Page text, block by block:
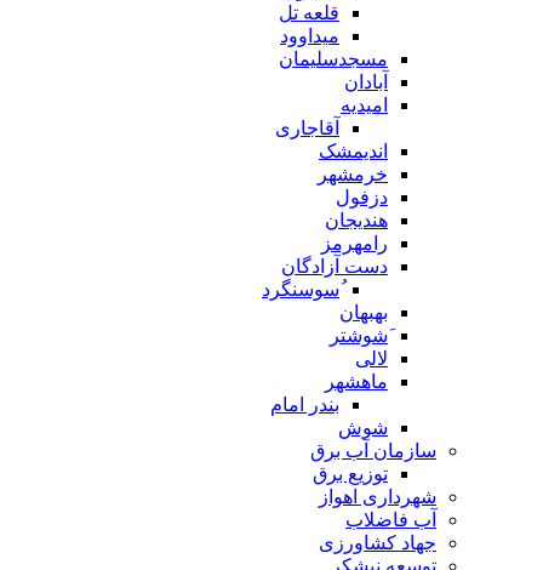
قلعه تل
میداوود
مسجدسلیمان
آبادان
امیدیه
آقاجاری
اندیمشک
خرمشهر
دزفول
هندیجان
رامهرمز
دست آزادگان
ُسوسنگرد
بهبهان
َشوشتر
لالی
ماهشهر
بندر امام
شوش
سازمان آب برق
توزیع برق
شهرداری اهواز
آب فاضلاب
جهاد کشاورزی
توسعه نیشکر